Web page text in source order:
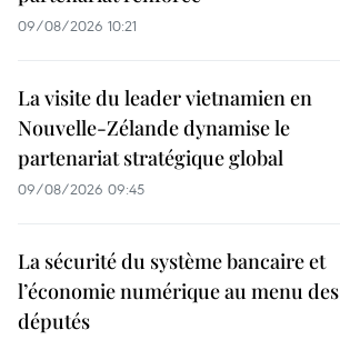
09/08/2026 10:21
La visite du leader vietnamien en
Nouvelle-Zélande dynamise le
partenariat stratégique global
09/08/2026 09:45
La sécurité du système bancaire et
l’économie numérique au menu des
députés